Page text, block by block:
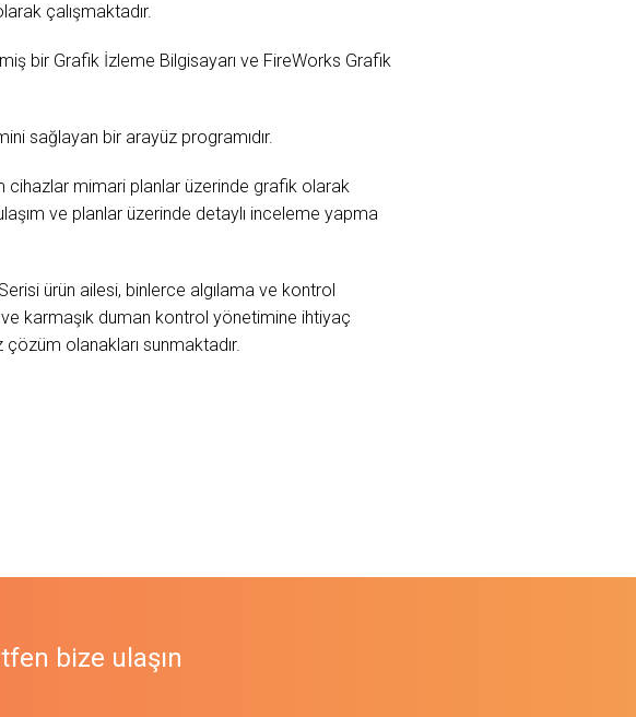
çalışmaktadır.
bir Grafik İzleme Bilgisayarı ve FireWorks Grafik
sağlayan bir arayüz programıdır.
cihazlar mimari planlar üzerinde grafik olarak
ve planlar üzerinde detaylı inceleme yapma
ürün ailesi, binlerce algılama ve kontrol
karmaşık duman kontrol yönetimine ihtiyaç
olanakları sunmaktadır.
bize ulaşın